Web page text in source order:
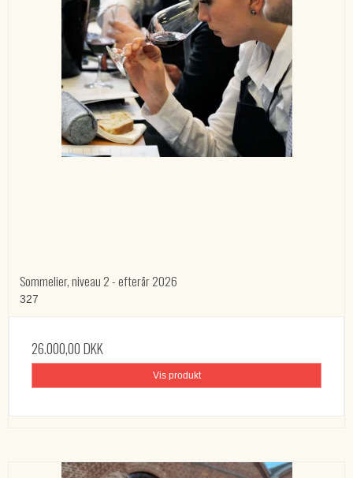
Sommelier, niveau 2 - efterår 2026
327
26.000,00 DKK
Vis produkt